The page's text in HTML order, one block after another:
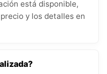
está disponible,
y los detalles en